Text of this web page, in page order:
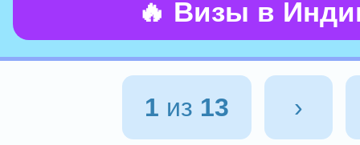
🔥 Визы в
1 из 13 ›